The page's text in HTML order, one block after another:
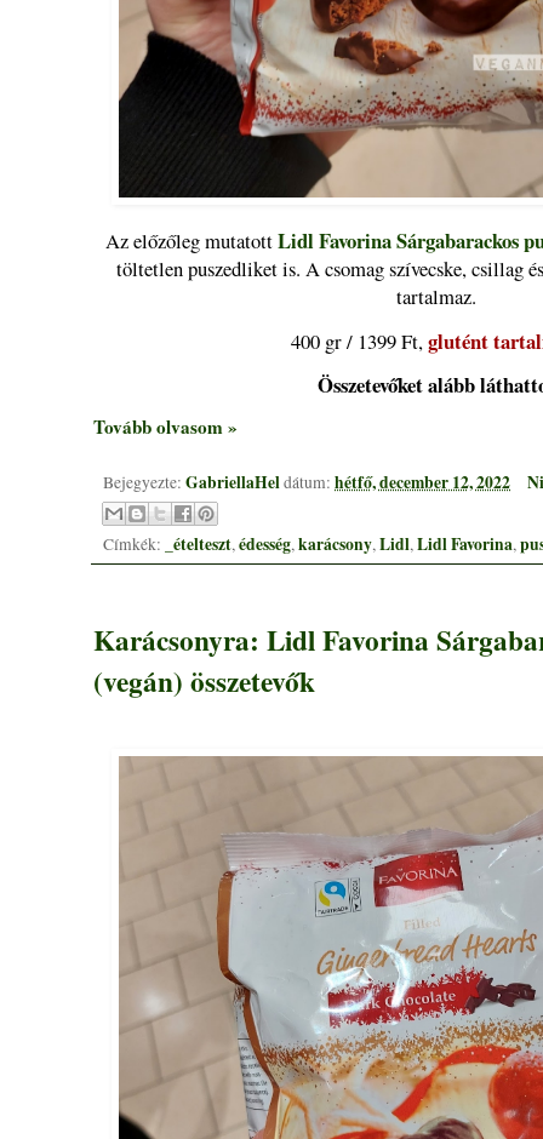
Az előzőleg mutatottLidl Favorina Sárgabarackos
töltetlen puszedliket is. A csomag szívecske, csillag
tartalmaz.
400 gr / 1399 Ft, glutént
Összetevőket alább
Tovább olvasom »
Bejegyezte: GabriellaHeldátum: hétfő, december 12, 2022
Címkék: _ételteszt,édesség,karácsony,Lidl,Lidl Favorina,
Karácsonyra: Lidl Favorina
(vegán) összetevők